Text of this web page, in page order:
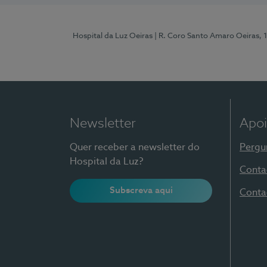
Hospital da Luz Oeiras | R. Coro Santo Amaro Oeiras,
Newsletter
Quer receber a newsletter do
Hospital da Luz?
Subscreva aqui